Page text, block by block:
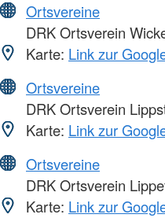
Ortsvereine
DRK Ortsverein
Karte: Link zur
Ortsvereine
DRK Ortsverein
Karte: Link zur
Ortsvereine
DRK Ortsverein
Karte: Link zur